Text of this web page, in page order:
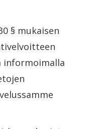
§ mukaisen
informoimalla